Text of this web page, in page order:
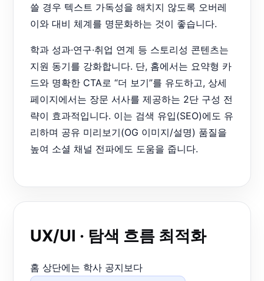
쓸 경우 텍스트 가독성을 해치지 않도록 오버레
이와 대비 체계를 명문화하는 것이 좋습니다.
학과 성과·연구·취업 연계 등 스토리성 콘텐츠는
지원 동기를 강화합니다. 단, 홈에서는 요약형 카
드와 명확한 CTA로 “더 보기”를 유도하고, 상세
페이지에서는 장문 서사를 제공하는 2단 구성 전
략이 효과적입니다. 이는 검색 유입(SEO)에도 유
리하며 공유 미리보기(OG 이미지/설명) 품질을
높여 소셜 채널 전파에도 도움을 줍니다.
UX/UI · 탐색 흐름 최적화
홈 상단에는 학사 공지보다